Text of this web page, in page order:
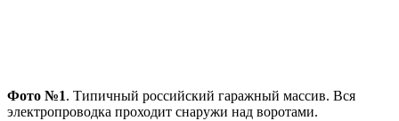
Фото №1. Типичный российский гаражный массив. Вся
электропроводка проходит снаружи над воротами.